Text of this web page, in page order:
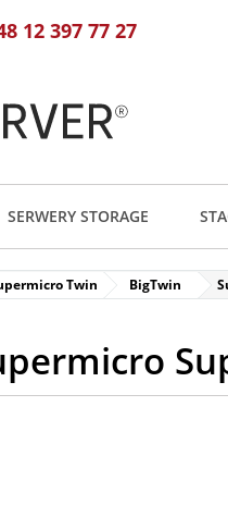
12 397 77 27
SERWERY STORAGE
Twin BigTwin